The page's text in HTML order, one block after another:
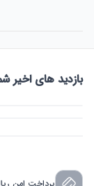
بازدید های اخیر